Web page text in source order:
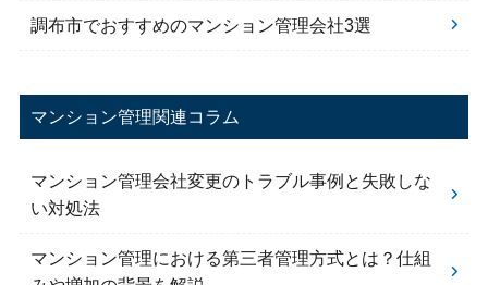
調布市でおすすめのマンション管理会社3選
マンション管理関連コラム
マンション管理会社変更のトラブル事例と失敗しな
い対処法
マンション管理における第三者管理方式とは？仕組